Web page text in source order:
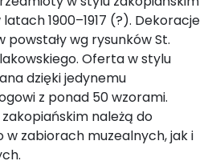
1900–1917 (?). Dekoracje
wg rysunków St.
Oferta w stylu
dzięki jedynemu
z ponad 50 wzorami.
należą do
w zabiorach muzealnych, jak i